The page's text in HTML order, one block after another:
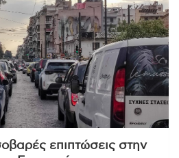
επιπτώσεις στην